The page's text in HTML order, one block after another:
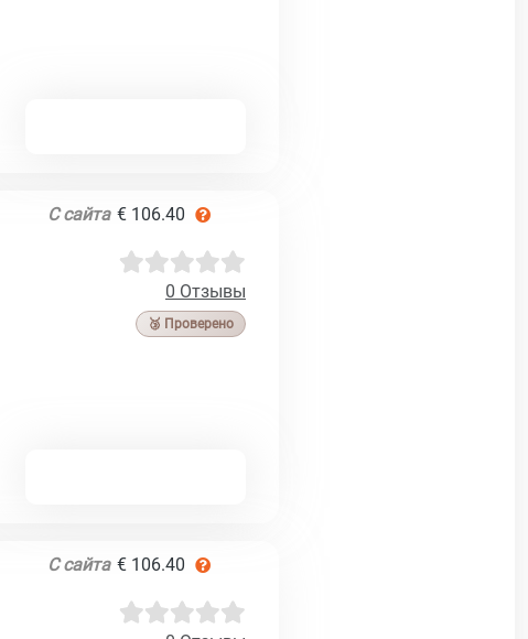
С сайта € 106.40
0 Отзывы
🥉 Проверено
С сайта € 106.40